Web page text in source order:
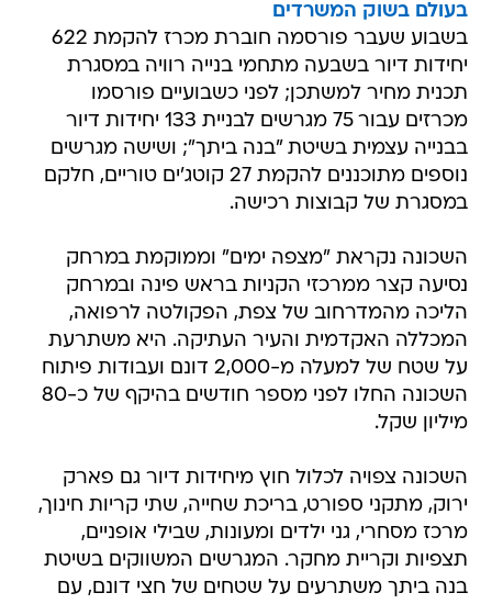
בעולם בשוק המשרדים
בשבוע שעבר פורסמה חוברת מכרז להקמת 622
יחידות דיור בשבעה מתחמי בנייה רוויה במסגרת
תכנית מחיר למשתכן; לפני כשבועיים פורסמו
מכרזים עבור 75 מגרשים לבניית 133 יחידות דיור
בבנייה עצמית בשיטת "בנה ביתך"; ושישה מגרשים
נוספים מתוכננים להקמת 27 קוטג'ים טוריים, חלקם
במסגרת של קבוצות רכישה.
השכונה נקראת "מצפה ימים" וממוקמת במרחק
נסיעה קצר ממרכזי הקניות בראש פינה ובמרחק
הליכה מהמדרחוב של צפת, הפקולטה לרפואה,
המכללה האקדמית והעיר העתיקה. היא משתרעת
על שטח של למעלה מ-2,000 דונם ועבודות פיתוח
השכונה החלו לפני מספר חודשים בהיקף של כ-80
מיליון שקל.
השכונה צפויה לכלול חוץ מיחידות דיור גם פארק
ירוק, מתקני ספורט, בריכת שחייה, שתי קריות חינוך,
מרכז מסחרי, גני ילדים ומעונות, שבילי אופניים,
תצפיות וקריית מחקר. המגרשים המשווקים בשיטת
בנה ביתך משתרעים על שטחים של חצי דונם, עם